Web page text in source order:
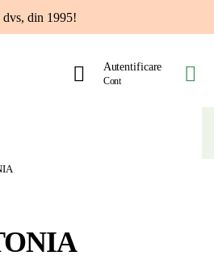
din 1995!
Autentificare
Cont